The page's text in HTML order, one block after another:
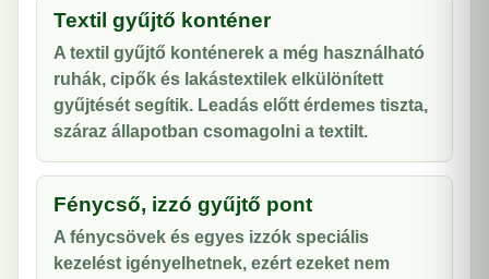
Textil gyűjtő konténer
A textil gyűjtő konténerek a még használható
ruhák, cipők és lakástextilek elkülönített
gyűjtését segítik. Leadás előtt érdemes tiszta,
száraz állapotban csomagolni a textilt.
Fénycső, izzó gyűjtő pont
A fénycsövek és egyes izzók speciális
kezelést igényelhetnek, ezért ezeket nem